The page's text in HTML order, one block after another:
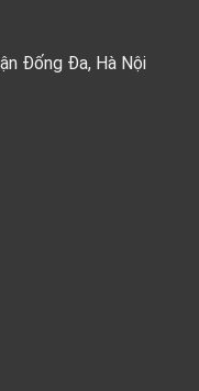
Đống Đa, Hà Nội